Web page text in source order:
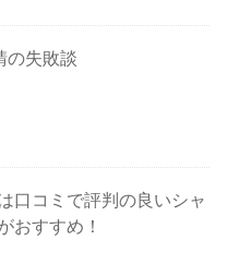
の失敗談
口コミで評判の良いシャ
おすすめ！